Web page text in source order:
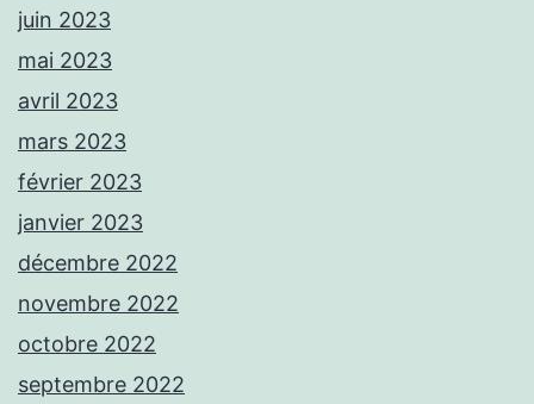
juin 2023
mai 2023
avril 2023
mars 2023
février 2023
janvier 2023
décembre 2022
novembre 2022
octobre 2022
septembre 2022